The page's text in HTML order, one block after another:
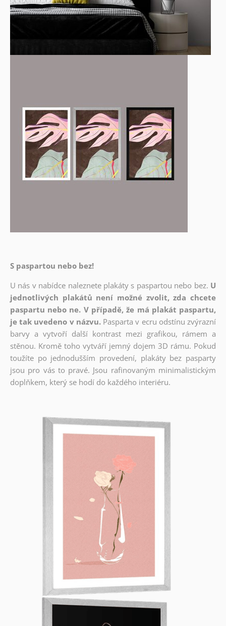
S paspartou nebo bez!
U nás v nabídce naleznete plakáty s paspartou nebo bez. U
jednotlivých plakátů není možné zvolit, zda chcete
paspartu nebo ne. V případě, že má plakát paspartu,
je tak uvedeno v názvu. Pasparta v ecru odstínu zvýrazní
barvy a vytvoří další kontrast mezi grafikou, rámem a
stěnou. Kromě toho vytváří jemný dojem 3D rámu. Pokud
toužíte po jednodušším provedení, plakáty bez pasparty
jsou pro vás to pravé. Jsou rafinovaným minimalistickým
doplňkem, který se hodí do každého interiéru.